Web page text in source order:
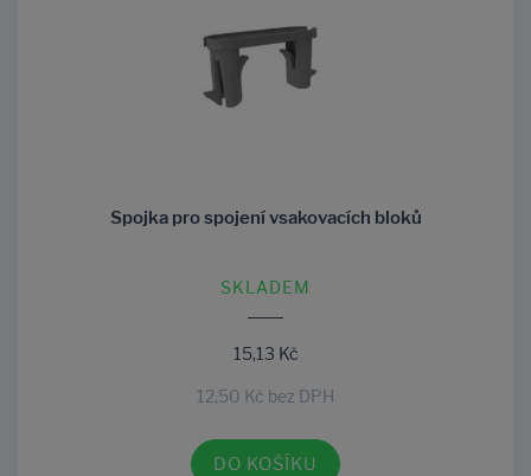
Spojka pro spojení vsakovacích bloků
SKLADEM
15,13 Kč
12,50 Kč bez DPH
DO KOŠÍKU